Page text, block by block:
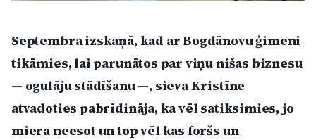
Sludinājumi
Pasākumi
Reklāma
Septembra izskaņā, kad ar Bogdānovu ģimeni
tikāmies, lai parunātos par viņu nišas biznesu
— ogulāju stādīšanu —, sieva Kristīne
atvadoties pabrīdināja, ka vēl satiksimies, jo
miera neesot un top vēl kas foršs un